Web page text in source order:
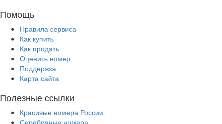
Помощь
Правила сервиса
Как купить
Как продать
Оценить номер
Поддержка
Карта сайта
Полезные ссылки
Красивые номера России
Серебряные номера